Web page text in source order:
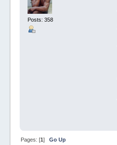
Posts: 358
Pages: [1] Go Up